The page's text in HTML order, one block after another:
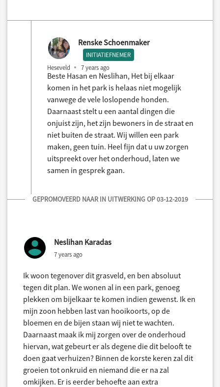
Renske Schoenmaker
INITIATIEFNEMER
Heseveld 7 years ago
Beste Hasan en Neslihan, Het bij elkaar
komen in het park is helaas niet mogelijk
vanwege de vele loslopende honden.
Daarnaast stelt u een aantal dingen die
onjuist zijn, het zijn bewoners in de straat en
niet buiten de straat. Wij willen een park
maken, geen tuin. Heel fijn dat u uw zorgen
uitspreekt over het onderhoud, laten we
samen in gesprek gaan.
GEPROMOVEERD NAAR IN UITWERKING OP 03-12-2019
Neslihan Karadas
7 years ago
Ik woon tegenover dit grasveld, en ben absoluut
tegen dit plan. We wonen al in een park, genoeg
plekken om bijelkaar te komen indien gewenst. Ik en
mijn zoon hebben last van hooikoorts, op de
bloemen en de bijen staan wij niet te wachten.
Daarnaast maak ik mij zorgen over de onderhoud
hiervan, wat gebeurt er als degene die dit belooft te
doen gaat verhuizen? Binnen de korste keren zal dit
groeien tot onkruid en niemand die er na zal
omkijken. Er is eerder behoefte aan extra